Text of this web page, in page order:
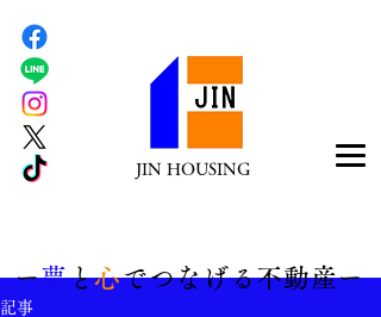
JIN HOUSING
​ー夢と心でつなげる不動産ー
記事